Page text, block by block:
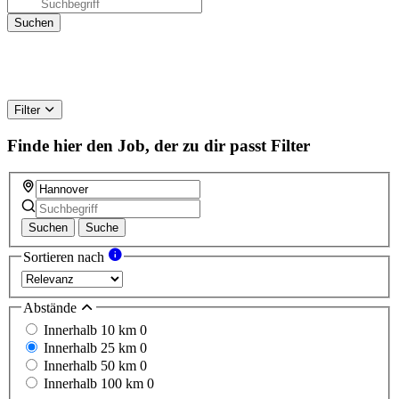
Filter
Finde hier den Job, der zu dir passt Filter
Suchen Suche
Sortieren nach
Abstände
Innerhalb 10 km 0
Innerhalb 25 km 0
Innerhalb 50 km 0
Innerhalb 100 km 0